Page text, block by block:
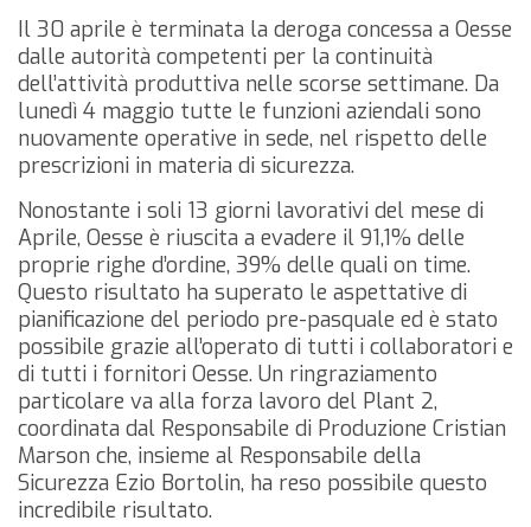
Il 30 aprile è terminata la deroga concessa a Oesse
dalle autorità competenti per la continuità
dell’attività produttiva nelle scorse settimane. Da
lunedì 4 maggio tutte le funzioni aziendali sono
nuovamente operative in sede, nel rispetto delle
prescrizioni in materia di sicurezza.
Nonostante i soli 13 giorni lavorativi del mese di
Aprile, Oesse è riuscita a evadere il 91,1% delle
proprie righe d’ordine, 39% delle quali on time.
Questo risultato ha superato le aspettative di
pianificazione del periodo pre-pasquale ed è stato
possibile grazie all’operato di tutti i collaboratori e
di tutti i fornitori Oesse. Un ringraziamento
particolare va alla forza lavoro del Plant 2,
coordinata dal Responsabile di Produzione Cristian
Marson che, insieme al Responsabile della
Sicurezza Ezio Bortolin, ha reso possibile questo
incredibile risultato.